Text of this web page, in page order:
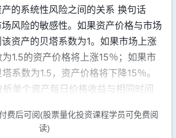
的系统性风险之间的关系 换句话
风险的敏感性。如果资产价格与市场
资产的贝塔系数为1。如果市场上涨
1.5的资产价格将上涨15％；如果市
系数为1.5，资产价格将下降15％。
单个资产每日价格收益与相同时间
费后可阅(股票量化投资课程学员可免费阅
读)